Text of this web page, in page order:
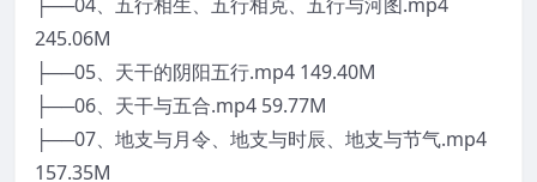
245.06M
├──05、天干的阴阳五行.mp4 149.40M
├──06、天干与五合.mp4 59.77M
├──07、地支与月令、地支与时辰、地支与节气.mp4
157.35M